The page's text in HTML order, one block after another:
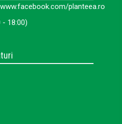
planteea.ro
- 18:00)